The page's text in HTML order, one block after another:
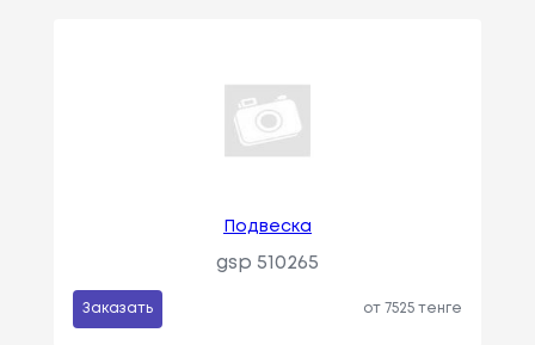
Подвеска
gsp 510265
Заказать от 7525 тенге